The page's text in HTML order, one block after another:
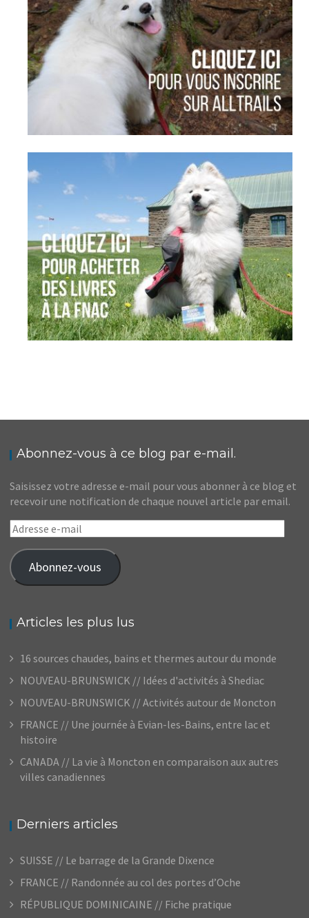
Abonnez-vous à ce blog par e-mail.
Saisissez votre adresse e-mail pour vous abonner à ce blog et
recevoir une notification de chaque nouvel article par email.
Adresse
e-
mail
Abonnez-vous
Articles les plus lus
16 sources chaudes, bains et thermes autour du monde
NOUVEAU-BRUNSWICK // Idées d'activités à Shediac
NOUVEAU-BRUNSWICK // Activités autour de Moncton
FRANCE // Une journée à Evian-les-Bains, entre lac et
histoire
CANADA // La vie à Moncton en comparaison aux autres
villes canadiennes
Derniers articles
SUISSE // Le barrage de la Grande Dixence
FRANCE // Randonnée au col des portes d’Oche
RÉPUBLIQUE DOMINICAINE // Fiche pratique